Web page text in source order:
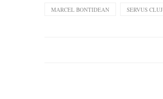
MARCEL BONTIDEAN SERVUS CLUJ